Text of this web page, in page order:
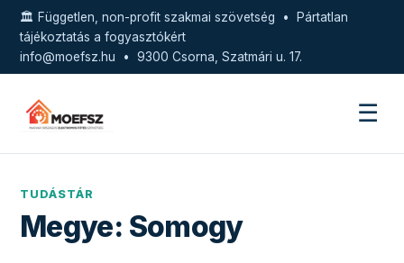
🏛️ Független, non-profit szakmai szövetség • Pártatlan
tájékoztatás a fogyasztókért
info@moefsz.hu • 9300 Csorna, Szatmári u. 17.
☰
TUDÁSTÁR
Megye: Somogy